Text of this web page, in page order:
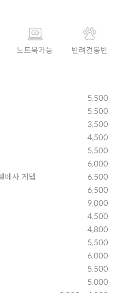
노트북가능 반려견동반
5,500
5,500
3,500
4,500
5,500
6,000
베사 게뎁
6,500
6,500
9,000
4,500
4,800
5,500
6,000
5,500
5,000